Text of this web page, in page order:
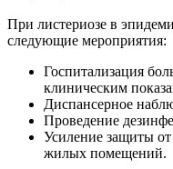
При листериозе в
следующие мероприятия:
Госпитализация
клиническим
Диспансерное
Проведение
Усиление защиты
жилых помещений.